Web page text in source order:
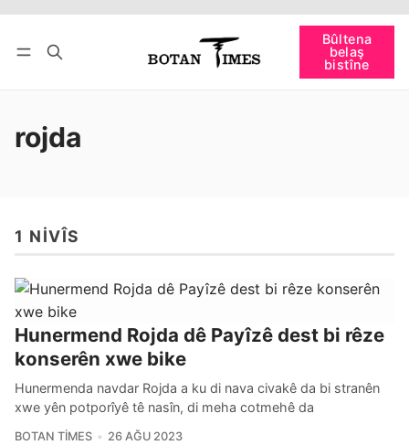
Bûltena
belaş
bistîne
bişopîne
rojda
1 NIVÎS
Hunermend Rojda dê Payîzê dest bi rêze
konserên xwe bike
Hunermenda navdar Rojda a ku di nava civakê da bi stranên
xwe yên potporîyê tê nasîn, di meha cotmehê da
BOTAN TIMES 26 AĞU 2023